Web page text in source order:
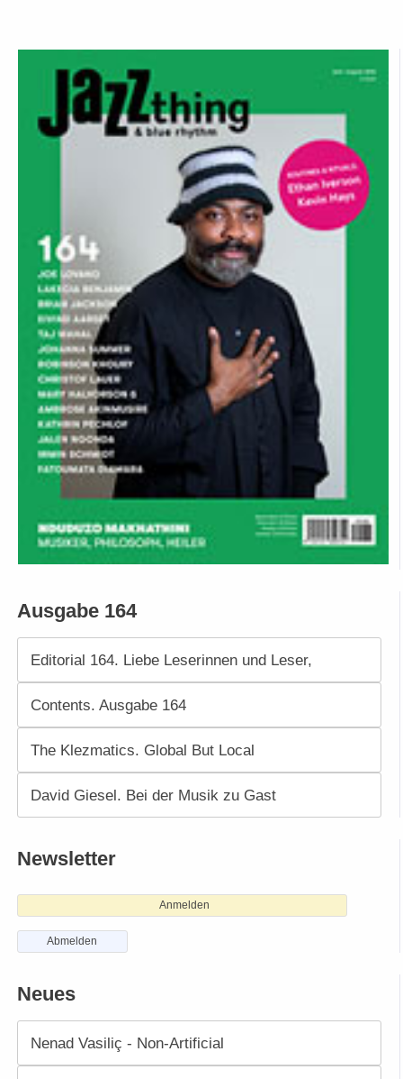
Ausgabe 164
Editorial 164. Liebe Leserinnen und Leser,
Contents. Ausgabe 164
The Klezmatics. Global But Local
David Giesel. Bei der Musik zu Gast
Newsletter
Anmelden
Abmelden
Neues
Nenad Vasiliç - Non-Artificial